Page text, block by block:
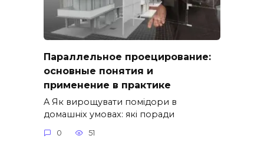
Параллельное проецирование:
основные понятия и
применение в практике
A Як вирощувати помідори в
домашніх умовах: які поради
0 51